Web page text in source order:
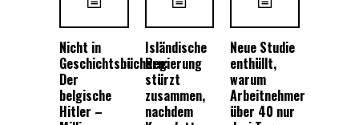
Nicht in
Geschichtsbüchern:
Der
belgische
Hitler –
Isländische
Regierung
stürzt
zusammen,
nachdem
Neue Studie
enthüllt,
warum
Arbeitnehmer
über 40 nur